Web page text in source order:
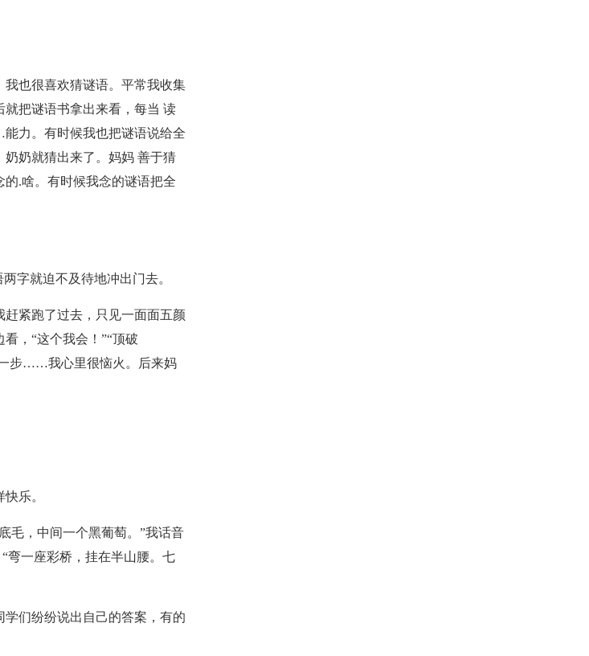
也很喜欢猜谜语。平常我收集
把谜语书拿出来看，每当 读
力。有时候我也把谜语说给全
奶就猜出来了。妈妈 善于猜
.啥。有时候我念的谜语把全
字就迫不及待地冲出门去。
紧跑了过去，只见一面面五颜
，“这个我会！”“顶破
一步……我心里很恼火。后来妈
乐。
毛，中间一个黑葡萄。”我话音
弯一座彩桥，挂在半山腰。七
们纷纷说出自己的答案，有的